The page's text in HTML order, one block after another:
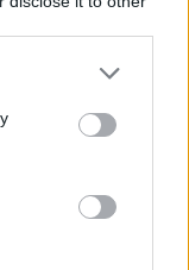
e del bilanciamento
fornire la tecnologia
e la gestione del